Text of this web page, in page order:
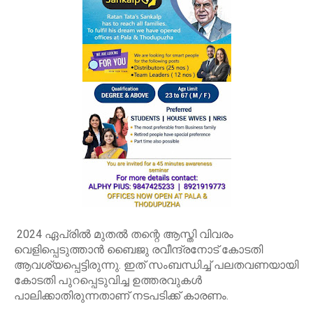
2024 ഏപ്രിൽ മുതൽ തന്റെ ആസ്തി വിവരം
വെളിപ്പെടുത്താൻ ബൈജു രവീന്ദ്രനോട് കോടതി
ആവശ്യപ്പെട്ടിരുന്നു. ഇത് സംബന്ധിച്ച് പലതവണയായി
കോടതി പുറപ്പെടുവിച്ച ഉത്തരവുകൾ
പാലിക്കാതിരുന്നതാണ് നടപടിക്ക് കാരണം.